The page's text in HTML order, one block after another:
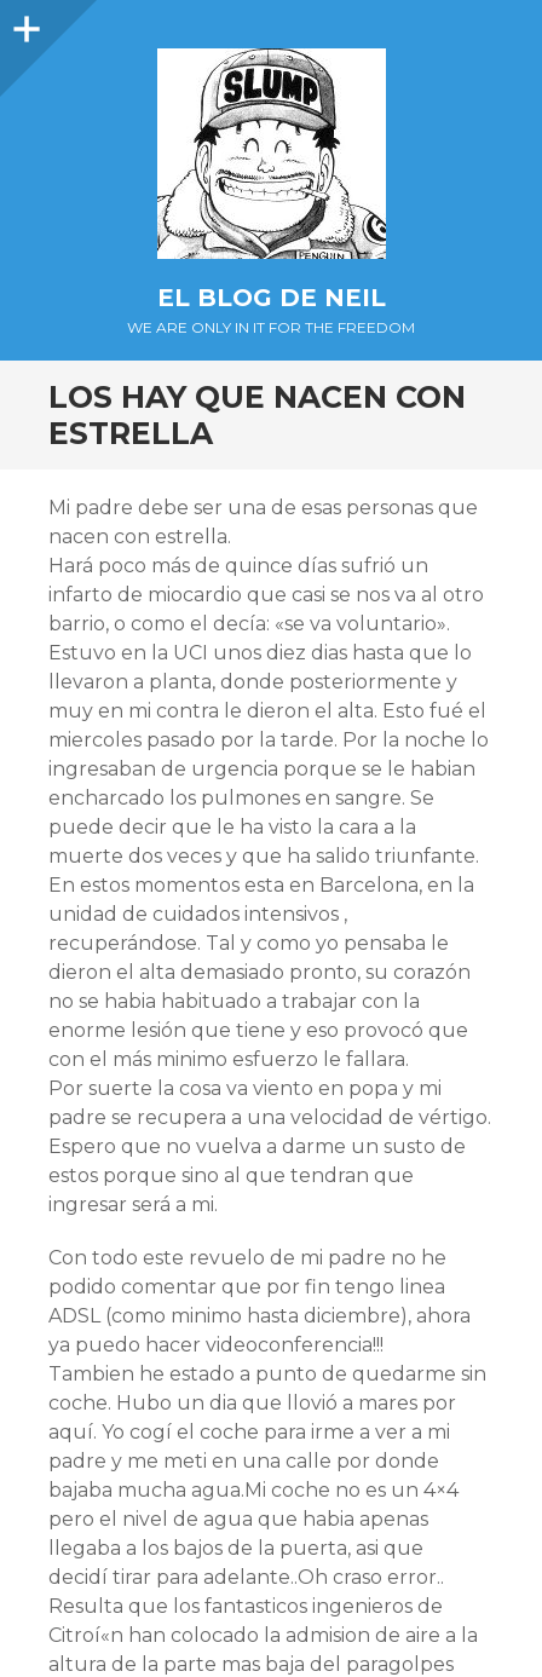
Barra
EL BLOG DE NEIL
WE ARE ONLY IN IT FOR THE FREEDOM
LOS HAY QUE NACEN CON
ESTRELLA
Mi padre debe ser una de esas personas que
nacen con estrella.
Hará poco más de quince dí­as sufrió un
infarto de miocardio que casi se nos va al otro
barrio, o como el decí­a: «se va voluntario».
Estuvo en la UCI unos diez dias hasta que lo
llevaron a planta, donde posteriormente y
muy en mi contra le dieron el alta. Esto fué el
miercoles pasado por la tarde. Por la noche lo
ingresaban de urgencia porque se le habian
encharcado los pulmones en sangre. Se
puede decir que le ha visto la cara a la
muerte dos veces y que ha salido triunfante.
En estos momentos esta en Barcelona, en la
unidad de cuidados intensivos ,
recuperándose. Tal y como yo pensaba le
dieron el alta demasiado pronto, su corazón
no se habia habituado a trabajar con la
enorme lesión que tiene y eso provocó que
con el más minimo esfuerzo le fallara.
Por suerte la cosa va viento en popa y mi
padre se recupera a una velocidad de vértigo.
Espero que no vuelva a darme un susto de
estos porque sino al que tendran que
ingresar será a mi.
Con todo este revuelo de mi padre no he
podido comentar que por fin tengo linea
ADSL (como minimo hasta diciembre), ahora
ya puedo hacer videoconferencia!!!
Tambien he estado a punto de quedarme sin
coche. Hubo un dia que llovió a mares por
aquí­. Yo cogí­ el coche para irme a ver a mi
padre y me meti en una calle por donde
bajaba mucha agua.Mi coche no es un 4×4
pero el nivel de agua que habia apenas
llegaba a los bajos de la puerta, asi que
decidí­ tirar para adelante..Oh craso error..
Resulta que los fantasticos ingenieros de
Citroí«n han colocado la admision de aire a la
altura de la parte mas baja del paragolpes